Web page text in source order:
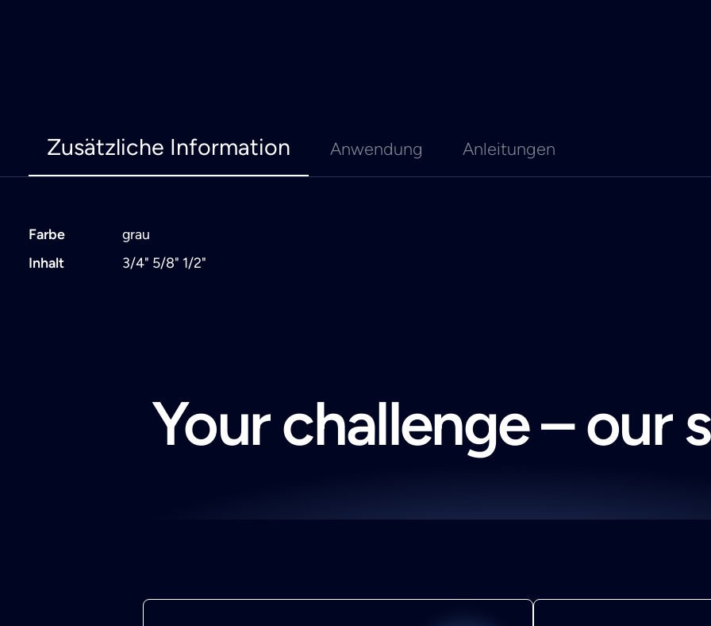
Zusätzliche Information Anwendung Anleitungen
Farbe
grau
Inhalt
3/4" 5/8" 1/2"
Your challenge – our